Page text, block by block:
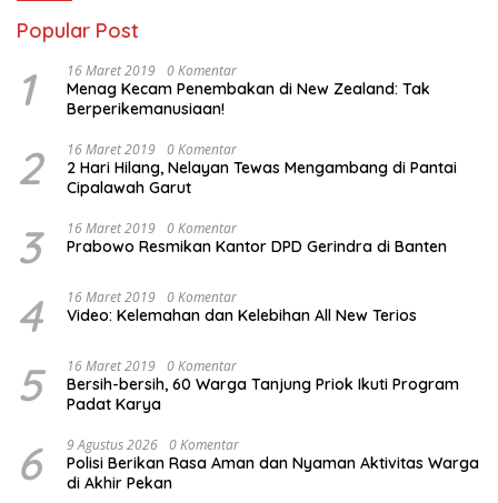
Popular Post
1 16 Maret 2019 0 Komentar
Menag Kecam Penembakan di New Zealand: Tak
Berperikemanusiaan!
2 16 Maret 2019 0 Komentar
2 Hari Hilang, Nelayan Tewas Mengambang di Pantai
Cipalawah Garut
3 16 Maret 2019 0 Komentar
Prabowo Resmikan Kantor DPD Gerindra di Banten
4 16 Maret 2019 0 Komentar
Video: Kelemahan dan Kelebihan All New Terios
5 16 Maret 2019 0 Komentar
Bersih-bersih, 60 Warga Tanjung Priok Ikuti Program
Padat Karya
6 9 Agustus 2026 0 Komentar
Polisi Berikan Rasa Aman dan Nyaman Aktivitas Warga
di Akhir Pekan